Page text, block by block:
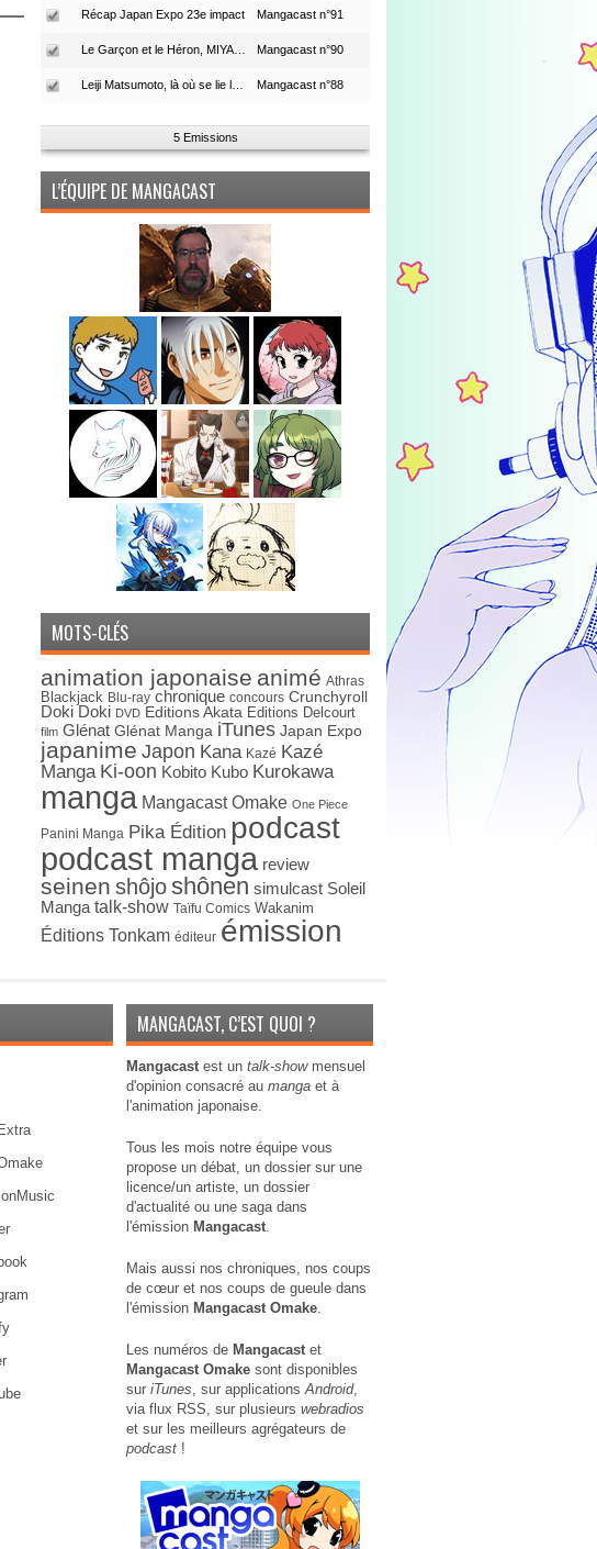
Récap Japan Expo 23e impact Mangacast n°91
Mangacast n°90
Mangacast n°88
5 Emissions
L’ÉQUIPE DE MANGACAST
MOTS-CLÉS
animation japonaise animé Athras
Blackjack Blu-ray chronique concours Crunchyroll
Doki Doki DVD Editions Akata Editions Delcourt
film Glénat Glénat Manga iTunes Japan Expo
japanime Japon Kana Kazé Kazé
Manga Ki-oon Kobito Kubo Kurokawa
manga Mangacast Omake One Piece
Panini Manga Pika Édition podcast
podcast manga review
seinen shôjoshônen simulcast Soleil
Manga talk-show Taïfu Comics Wakanim
Éditions Tonkam éditeur émission
MANGACAST, C’EST QUOI ?
Mangacastest un talk-showmensuel
d'opinion consacré au manga et à
l'animation japonaise.
Tous les mois notre équipe vous
propose un débat, un dossier sur une
licence/un artiste, un dossier
d'actualité ou une saga dans
l'émission Mangacast.
Mais aussi nos chroniques, nos coups
de cœur et nos coups de gueule dans
l'émission Mangacast Omake.
Les numéros de Mangacastet
Mangacast Omake sont disponibles
sur iTunes, sur applicationsAndroid,
via flux RSS, sur plusieurs webradios
et sur les meilleurs agrégateurs de
podcast !